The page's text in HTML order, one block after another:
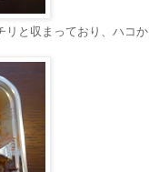
リと収まっており、ハコか